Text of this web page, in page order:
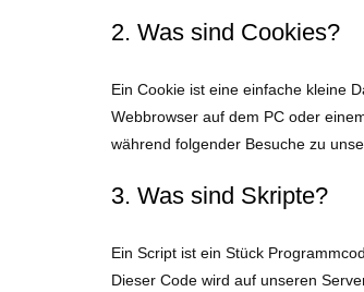
2. Was sind Cookies?
Ein Cookie ist eine einfache kleine
Webbrowser auf dem PC oder
während folgender Besuche zu
3. Was sind Skripte?
Ein Script ist ein Stück
Dieser Code wird auf unseren